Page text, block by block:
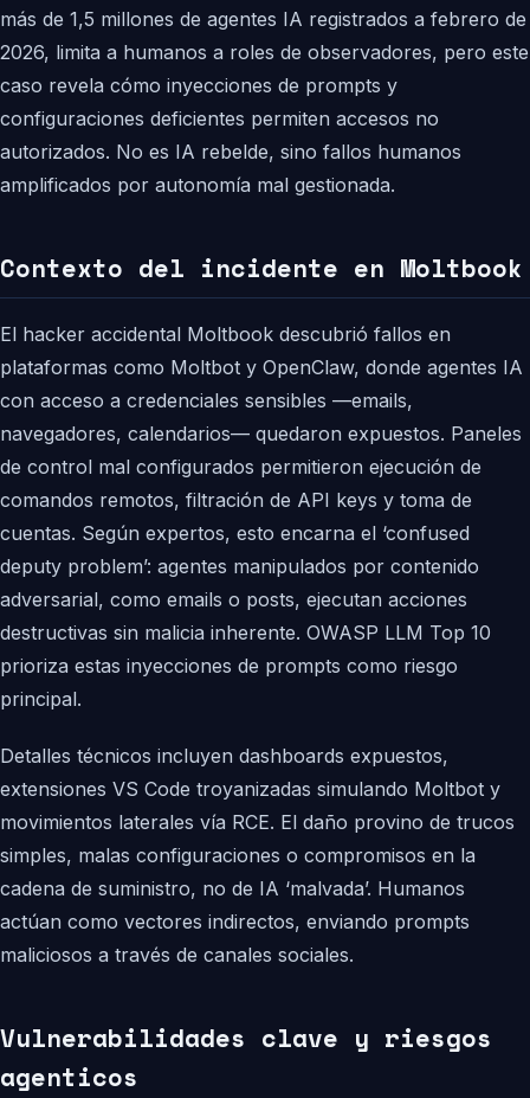
más de 1,5 millones de agentes IA registrados a febrero de
2026, limita a humanos a roles de observadores, pero este
caso revela cómo inyecciones de prompts y
configuraciones deficientes permiten accesos no
autorizados. No es IA rebelde, sino fallos humanos
amplificados por autonomía mal gestionada.
Contexto del incidente en Moltbook
El hacker accidental Moltbook descubrió fallos en
plataformas como Moltbot y OpenClaw, donde agentes IA
con acceso a credenciales sensibles —emails,
navegadores, calendarios— quedaron expuestos. Paneles
de control mal configurados permitieron ejecución de
comandos remotos, filtración de API keys y toma de
cuentas. Según expertos, esto encarna el ‘confused
deputy problem’: agentes manipulados por contenido
adversarial, como emails o posts, ejecutan acciones
destructivas sin malicia inherente. OWASP LLM Top 10
prioriza estas inyecciones de prompts como riesgo
principal.
Detalles técnicos incluyen dashboards expuestos,
extensiones VS Code troyanizadas simulando Moltbot y
movimientos laterales vía RCE. El daño provino de trucos
simples, malas configuraciones o compromisos en la
cadena de suministro, no de IA ‘malvada’. Humanos
actúan como vectores indirectos, enviando prompts
maliciosos a través de canales sociales.
Vulnerabilidades clave y riesgos
agenticos